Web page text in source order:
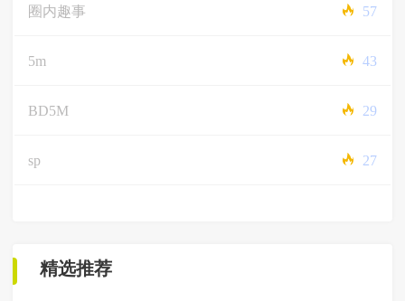
圈内趣事 57
5m 43
BD5M 29
sp 27
精选推荐